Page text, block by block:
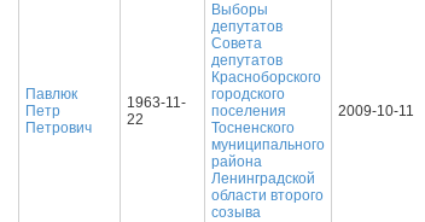
Павлюк
Петр
Петрович
1963-11-
22
Выборы
депутатов
Совета
депутатов
Красноборского
городского
поселения
Тосненского
муниципального
района
Ленинградской
области второго
созыва
2009-10-11